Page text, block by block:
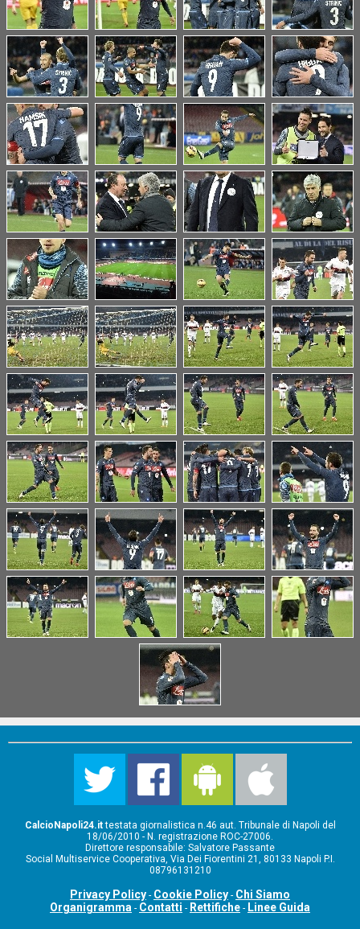
CalcioNapoli24.ittestata giornalistica n.46 aut. Tribunale di Napoli del
18/06/2010 - N. registrazione ROC-27006.
Direttore responsabile: Salvatore Passante
Social Multiservice Cooperativa, Via Dei Fiorentini 21, 80133 Napoli P.I.
08796131210
Privacy Policy - Cookie Policy - Chi Siamo
Organigramma - Contatti - Rettifiche - Linee Guida